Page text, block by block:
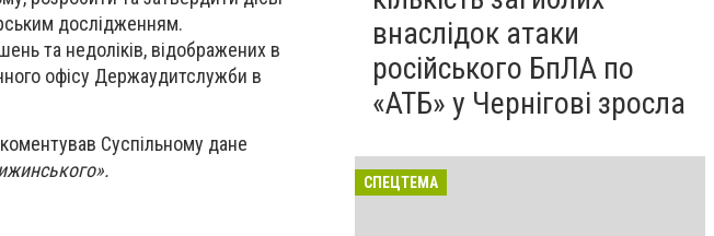
дослідженням.
та недоліків, відображених в
офісу Держаудитслужби в
Суспільному дане
внаслідок атаки
російського БпЛА по
«АТБ» у Чернігові зросла
СПЕЦТЕМА